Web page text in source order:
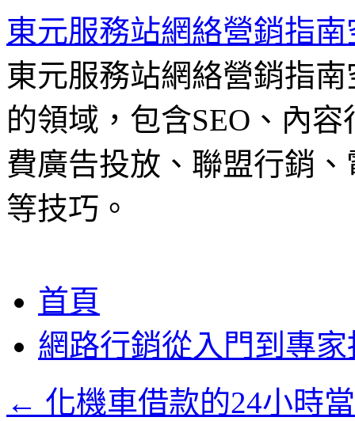
東元服務站網絡營銷指南
東元服務站網絡營銷指
的領域，包含SEO、內
費廣告投放、聯盟行銷
等技巧。
至
要
首頁
網路行銷從入門到專家
← 化機車借款的24小時